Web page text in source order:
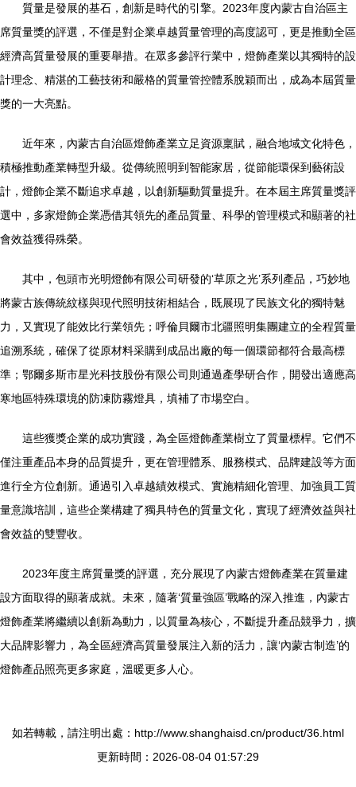
質量是發展的基石，創新是時代的引擎。2023年度內蒙古自治區主
席質量獎的評選，不僅是對企業卓越質量管理的高度認可，更是推動全區
經濟高質量發展的重要舉措。在眾多參評行業中，燈飾產業以其獨特的設
計理念、精湛的工藝技術和嚴格的質量管控體系脫穎而出，成為本屆質量
獎的一大亮點。
近年來，內蒙古自治區燈飾產業立足資源稟賦，融合地域文化特色，
積極推動產業轉型升級。從傳統照明到智能家居，從節能環保到藝術設
計，燈飾企業不斷追求卓越，以創新驅動質量提升。在本屆主席質量獎評
選中，多家燈飾企業憑借其領先的產品質量、科學的管理模式和顯著的社
會效益獲得殊榮。
其中，包頭市光明燈飾有限公司研發的‘草原之光’系列產品，巧妙地
將蒙古族傳統紋樣與現代照明技術相結合，既展現了民族文化的獨特魅
力，又實現了能效比行業領先；呼倫貝爾市北疆照明集團建立的全程質量
追溯系統，確保了從原材料采購到成品出廠的每一個環節都符合最高標
準；鄂爾多斯市星光科技股份有限公司則通過產學研合作，開發出適應高
寒地區特殊環境的防凍防霧燈具，填補了市場空白。
這些獲獎企業的成功實踐，為全區燈飾產業樹立了質量標桿。它們不
僅注重產品本身的品質提升，更在管理體系、服務模式、品牌建設等方面
進行全方位創新。通過引入卓越績效模式、實施精細化管理、加強員工質
量意識培訓，這些企業構建了獨具特色的質量文化，實現了經濟效益與社
會效益的雙豐收。
2023年度主席質量獎的評選，充分展現了內蒙古燈飾產業在質量建
設方面取得的顯著成就。未來，隨著‘質量強區’戰略的深入推進，內蒙古
燈飾產業將繼續以創新為動力，以質量為核心，不斷提升產品競爭力，擴
大品牌影響力，為全區經濟高質量發展注入新的活力，讓‘內蒙古制造’的
燈飾產品照亮更多家庭，溫暖更多人心。
如若轉載，請注明出處：http://www.shanghaisd.cn/product/36.html
更新時間：2026-08-04 01:57:29